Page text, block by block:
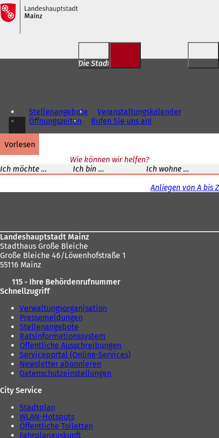
Inhalt anspringen
Die Stadt für Dich
Stellenangebote
Veranstaltungskalender
Öffnungszeiten
Rufen Sie uns an!
vorlesen
Wie können wir helfen?
Ich möchte ...
Ich bin ...
Ich wohne ...
Anliegen von A bis Z
Landeshauptstadt Mainz
Stadthaus Große Bleiche
Große Bleiche 46/Löwenhofstraße 1
55116 Mainz
115 - Ihre Behördenrufnummer
Schnellzugriff
Verwaltungsorganisation
Pressemeldungen
Stellenangebote
Ratsinformationssystem
Öffentliche Ausschreibungen
Serviceportal (Online-Services)
Newsletter abonnieren
Datenschutzeinstellungen
City Service
Stadtplan
WLAN-Hotspots
Öffentliche Toiletten
Fahrplanauskunft